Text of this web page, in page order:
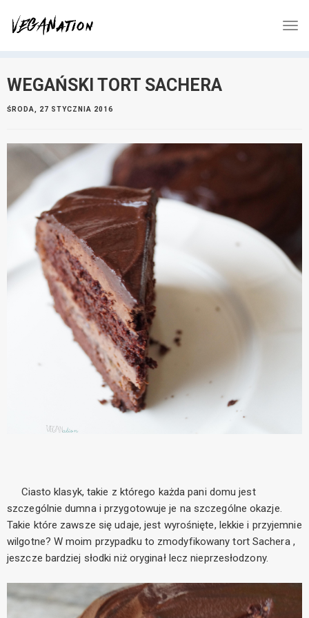
WEGAŃSKI TORT SACHERA
ŚRODA, 27 STYCZNIA 2016
Ciasto klasyk, takie z którego każda pani domu jest
szczególnie dumna i przygotowuje je na szczególne okazje.
Takie które zawsze się udaje, jest wyrośnięte, lekkie i przyjemnie
wilgotne? W moim przypadku to zmodyfikowany tort Sachera ,
jeszcze bardziej słodki niż oryginał lecz nieprzesłodzony.